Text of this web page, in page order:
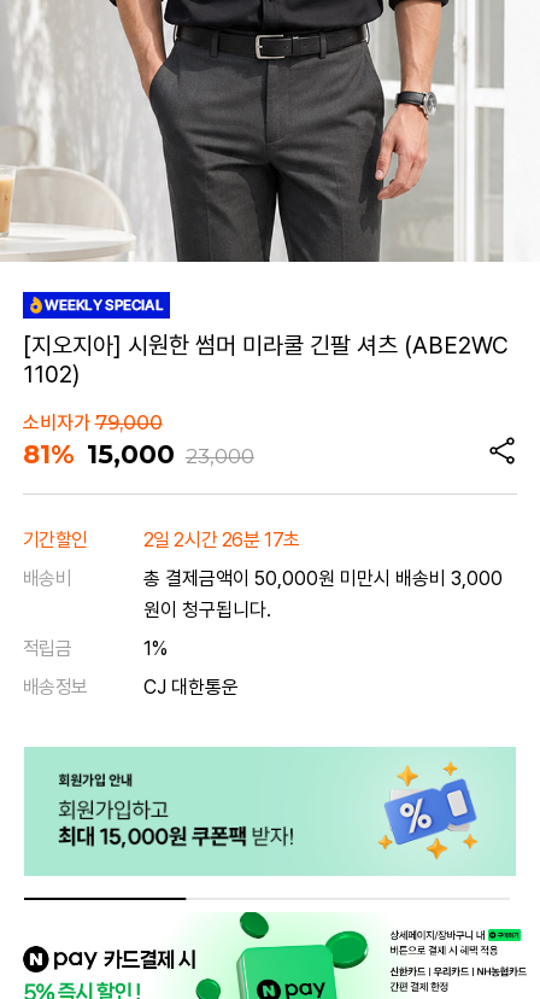
[지오지아] 시원한 썸머 미라쿨 긴팔 셔츠 (ABE2WC
1102)
소비자가79,000
81% 15,000 23,000
기간할인
2일 2시간 26분 17초
배송비
총 결제금액이 50,000원 미만시 배송비 3,000
원이 청구됩니다.
적립금
1%
배송정보
CJ 대한통운